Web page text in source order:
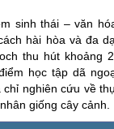
sinh thái – văn
hài hòa và đa
thu hút khoảng
học tập dã
chỉ nghiên cứu về
giống cây cảnh.